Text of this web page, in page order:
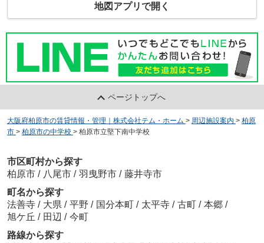
地図アプリで開く
ページトップへ
大阪府柏原市の賃貸情報・管理｜株式会社テム・ホーム > 周辺施設案内 > 柏原
市 > 柏原市の中学校 > 柏原市立堅下南中学校
市区町村から探す
柏原市 / 八尾市 / 羽曳野市 / 藤井寺市
町名から探す
法善寺 / 大県 / 平野 / 国分本町 / 太平寺 / 古町 / 本郷 /
旭ケ丘 / 田辺 / 今町
路線から探す